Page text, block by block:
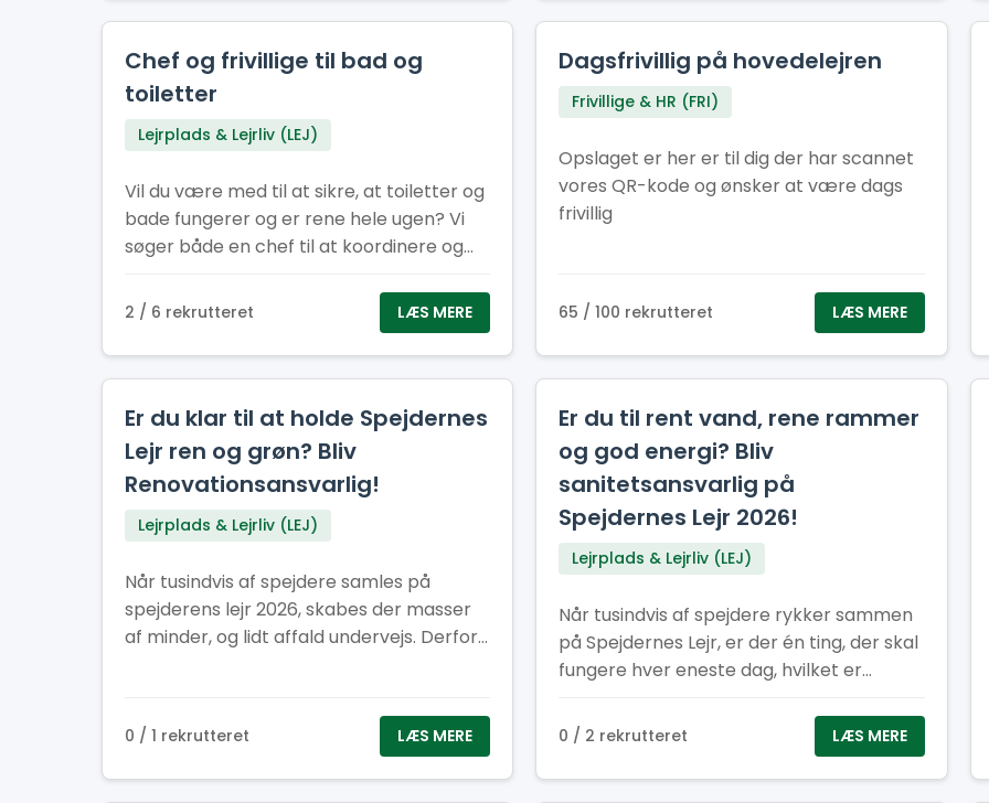
Chef og frivillige til bad og
toiletter
Lejrplads & Lejrliv (LEJ)
Vil du være med til at sikre, at toiletter og
bade fungerer og er rene hele ugen? Vi
søger både en chef til at koordinere og
2 / 6 rekrutteret LÆS MERE
Dagsfrivillig på hovedelejren
Frivillige & HR (FRI)
Opslaget er her er til dig der har scannet
vores QR-kode og ønsker at være dags
frivillig
65 / 100 rekrutteret LÆS MERE
Er du klar til at holde Spejdernes
Lejr ren og grøn? Bliv
Renovationsansvarlig!
Lejrplads & Lejrliv (LEJ)
Når tusindvis af spejdere samles på
spejderens lejr 2026, skabes der masser
af minder, og lidt affald undervejs. Derfor
0 / 1 rekrutteret LÆS MERE
Er du til rent vand, rene rammer
og god energi? Bliv
sanitetsansvarlig på
Spejdernes Lejr 2026!
Lejrplads & Lejrliv (LEJ)
Når tusindvis af spejdere rykker sammen
på Spejdernes Lejr, er der én ting, der skal
fungere hver eneste dag, hvilket er
velfungerende vaskeområder er helt
afgørende for, at lejren kan køre rundt og
være et trygt og rart sted for alle
0 / 2 rekrutteret LÆS MERE